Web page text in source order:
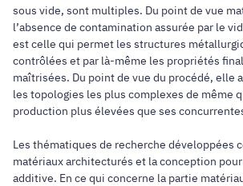
sous vide, sont multiples. Du point de vue
l’absence de contamination assurée par le
est celle qui permet les structures
contrôlées et par là-même les propriétés
maîtrisées. Du point de vue du procédé, elle
les topologies les plus complexes de même
production plus élevées que ses
Les thématiques de recherche développées
matériaux architecturés et la conception
additive. En ce qui concerne la partie